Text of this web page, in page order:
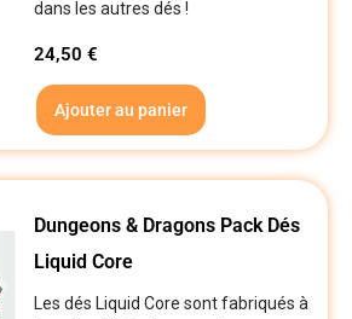
dans les autres dés !
24,50€
Ajouter au panier
Dungeons & Dragons Pack Dés
Liquid Core
Les dés Liquid Core sont fabriqués à